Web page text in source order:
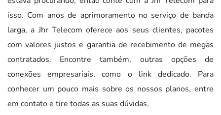
isso. Com anos de aprimoramento no serviço de banda
larga, a Jhr Telecom oferece aos seus clientes, pacotes
com valores justos e garantia de recebimento de megas
contratados. Encontre também, outras opções de
conexões empresariais, como o link dedicado. Para
conhecer um pouco mais sobre os nossos planos, entre
em contato e tire todas as suas dúvidas.